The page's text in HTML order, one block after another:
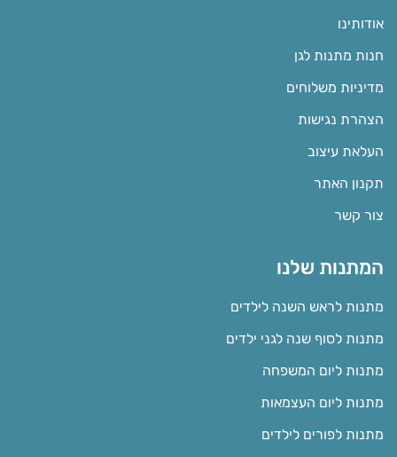
אודותינו
חנות מתנות לגן
מדיניות משלוחים
הצהרת נגישות
העלאת עיצוב
תקנון האתר
צור קשר
המתנות שלנו
מתנות לראש השנה לילדים
מתנות לסוף שנה לגני ילדים
מתנות ליום המשפחה
מתנות ליום העצמאות
מתנות לפורים לילדים